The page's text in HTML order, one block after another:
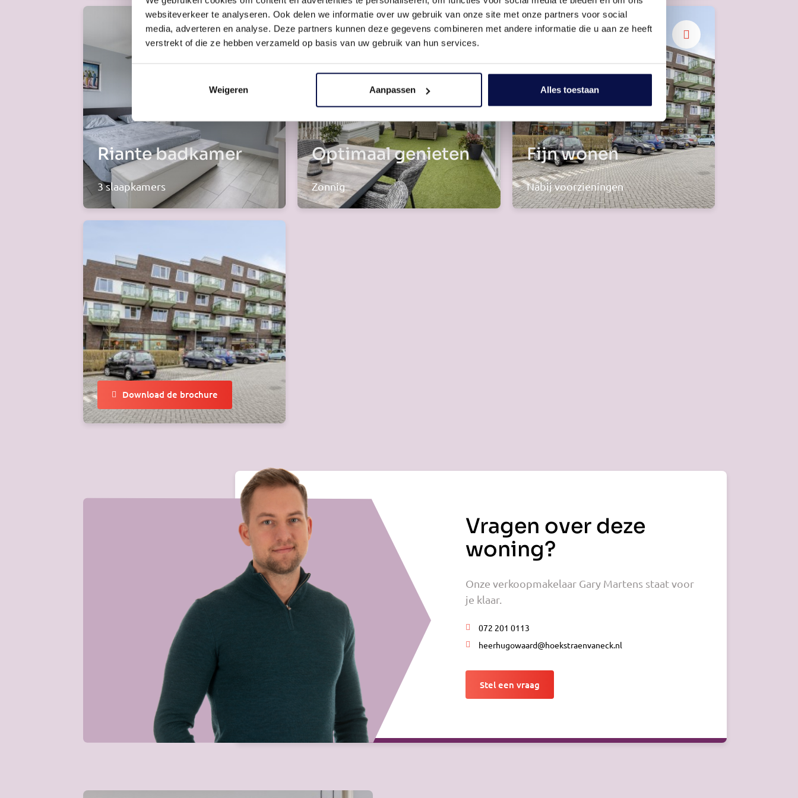
websiteverkeer te analyseren. Ook delen we informatie over uw gebruik van onze site met onze partners voor social
media, adverteren en analyse. Deze partners kunnen deze gegevens combineren met andere informatie die u aan ze heeft
verstrekt of die ze hebben verzameld op basis van uw gebruik van hun services.
Weigeren Aanpassen Alles toestaan
Riante badkamer
3 slaapkamers
Optimaal genieten
Zonnig
Fijn wonen
Nabij voorzieningen
Download de brochure
Vragen over deze
woning?
Onze verkoopmakelaar Gary Martens staat voor
je klaar.
072 201 0113
heerhugowaard@hoekstraenvaneck.nl
Stel een vraag